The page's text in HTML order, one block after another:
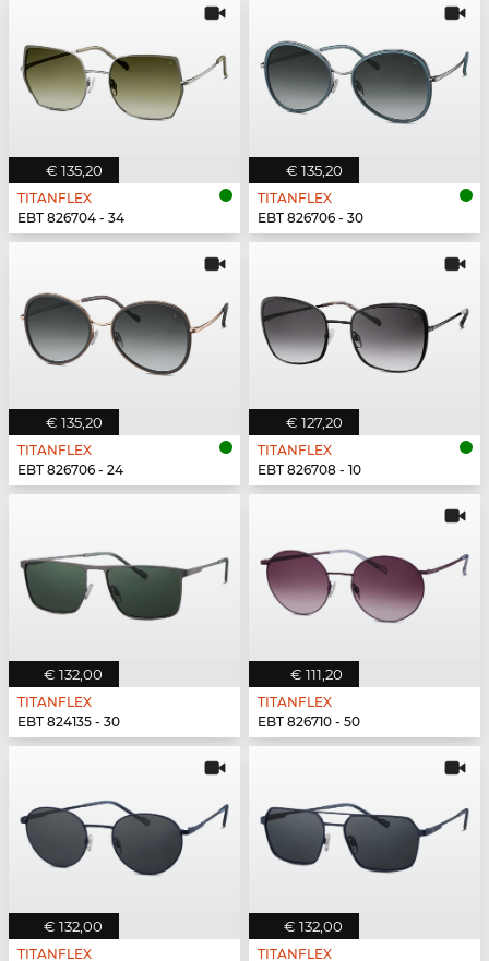
€ 135,20
TITANFLEX
EBT 826704 - 34
€ 135,20
TITANFLEX
EBT 826706 - 30
€ 135,20
TITANFLEX
EBT 826706 - 24
€ 127,20
TITANFLEX
EBT 826708 - 10
€ 132,00
TITANFLEX
EBT 824135 - 30
€ 111,20
TITANFLEX
EBT 826710 - 50
€ 132,00
TITANFLEX
€ 132,00
TITANFLEX